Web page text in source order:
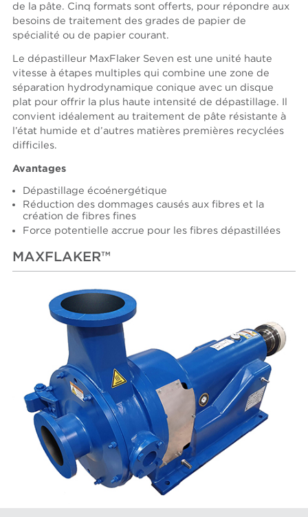
de la pâte. Cinq formats sont offerts, pour répondre aux
besoins de traitement des grades de papier de
spécialité ou de papier courant.
Le dépastilleur MaxFlaker Seven est une unité haute
vitesse à étapes multiples qui combine une zone de
séparation hydrodynamique conique avec un disque
plat pour offrir la plus haute intensité de dépastillage. Il
convient idéalement au traitement de pâte résistante à
l’état humide et d’autres matières premières recyclées
difficiles.
Avantages
Dépastillage écoénergétique
Réduction des dommages causés aux fibres et la
création de fibres fines
Force potentielle accrue pour les fibres dépastillées
MAXFLAKER™